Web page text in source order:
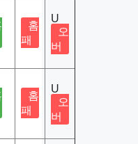
홈
패
U
오
버
홈
패
U
오
버